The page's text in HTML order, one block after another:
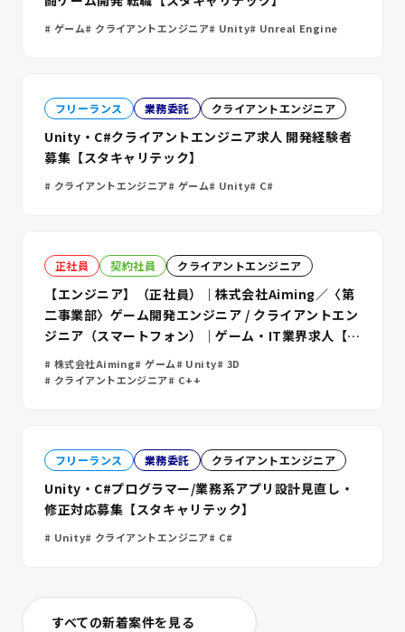
ゲーム クライアントエンジニア Unity Unreal Engine
フリーランス 業務委託 クライアントエンジニア
Unity・C#クライアントエンジニア求人 開発経験者
募集【スタキャリテック】
クライアントエンジニア ゲーム Unity C#
正社員 契約社員 クライアントエンジニア
【エンジニア】（正社員）｜株式会社Aiming／〈第
二事業部〉ゲーム開発エンジニア / クライアントエン
ジニア（スマートフォン）｜ゲーム・IT業界求人【ス
タキャリテック】
株式会社Aiming ゲーム Unity
3D
クライアントエンジニア
C++
フリーランス 業務委託 クライアントエンジニア
Unity・C#プログラマー/業務系アプリ設計見直し・
修正対応募集【スタキャリテック】
Unity クライアントエンジニア C#
すべての新着案件を見る